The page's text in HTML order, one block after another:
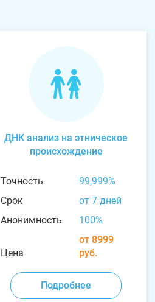
ДНК анализ на этническое
происхождение
Точность
99,999%
Срок
от 7 дней
Анонимность
100%
Цена
от 8999
руб.
Подробнее